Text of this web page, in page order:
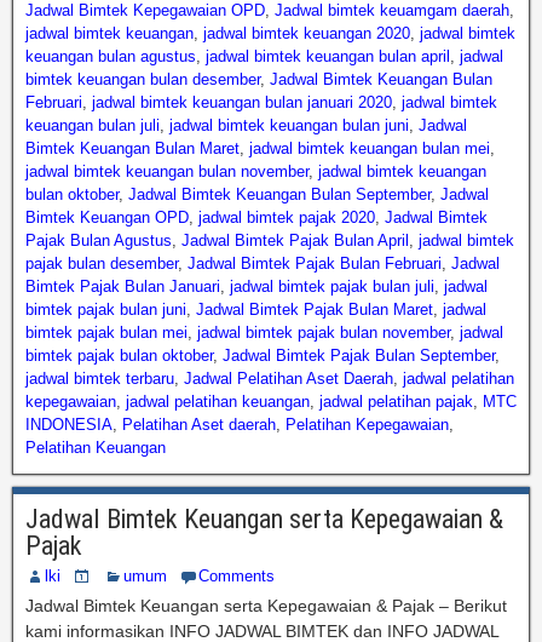
Jadwal Bimtek Kepegawaian OPD, Jadwal bimtek keuamgam daerah,
jadwal bimtek keuangan, jadwal bimtek keuangan 2020, jadwal bimtek
keuangan bulan agustus, jadwal bimtek keuangan bulan april , jadwal
bimtek keuangan bulan desember, Jadwal Bimtek Keuangan Bulan
Februari, jadwal bimtek keuangan bulan januari 2020, jadwal bimtek
keuangan bulan juli, jadwal bimtek keuangan bulan juni, Jadwal
Bimtek Keuangan Bulan Maret, jadwal bimtek keuangan bulan mei,
jadwal bimtek keuangan bulan november, jadwal bimtek keuangan
bulan oktober, Jadwal Bimtek Keuangan Bulan September, Jadwal
Bimtek Keuangan OPD, jadwal bimtek pajak 2020, Jadwal Bimtek
Pajak Bulan Agustus, Jadwal Bimtek Pajak Bulan April , jadwal bimtek
pajak bulan desember, Jadwal Bimtek Pajak Bulan Februari, Jadwal
Bimtek Pajak Bulan Januari, jadwal bimtek pajak bulan juli, jadwal
bimtek pajak bulan juni, Jadwal Bimtek Pajak Bulan Maret, jadwal
bimtek pajak bulan mei, jadwal bimtek pajak bulan november, jadwal
bimtek pajak bulan oktober, Jadwal Bimtek Pajak Bulan September,
jadwal bimtek terbaru, Jadwal Pelatihan Aset Daerah, jadwal pelatihan
kepegawaian, jadwal pelatihan keuangan, jadwal pelatihan pajak, MTC
INDONESIA, Pelatihan Aset daerah, Pelatihan Kepegawaian,
Pelatihan Keuangan
Jadwal Bimtek Keuangan serta Kepegawaian &
Pajak
lki umum Comments
Jadwal Bimtek Keuangan serta Kepegawaian & Pajak – Berikut
kami informasikan INFO JADWAL BIMTEK dan INFO JADWAL